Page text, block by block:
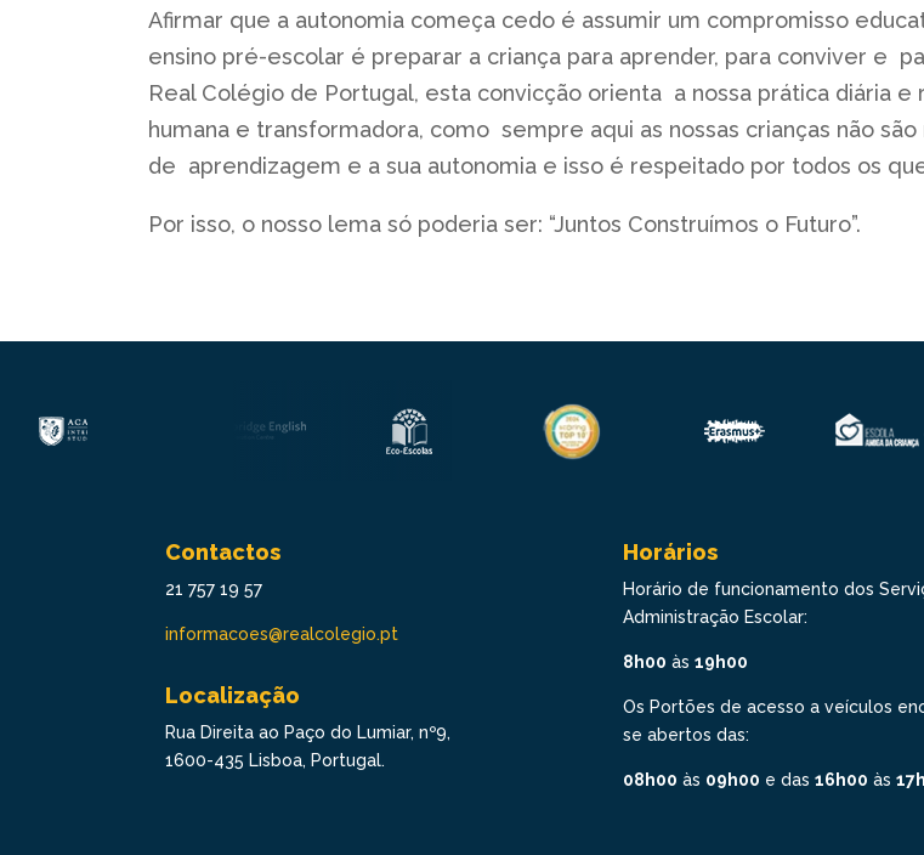
Afirmar que a autonomia começa cedo é assumir um compromisso
ensino pré-escolar é preparar a criança para aprender, para conviver e
Real Colégio de Portugal, esta convicção orienta a nossa prática diária
humana e transformadora, como sempre aqui as nossas crianças não
de aprendizagem e a sua autonomia e isso é respeitado por todos os
Por isso, o nosso lema só poderia ser: “Juntos Construímos o Futuro”.
Contactos
21 757 19 57
informacoes@realcolegio.pt
Localização
Rua Direita ao Paço do Lumiar, nº9,
1600-435 Lisboa, Portugal.
Horários
Horário de funcionamento dos
Administração Escolar:
8h00 às 19h00
Os Portões de acesso a veículos
se abertos das:
08h00 às 09h00 e das 16h00 às